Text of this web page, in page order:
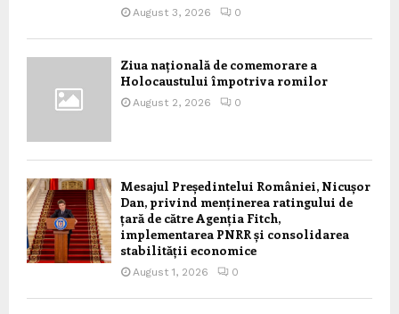
August 3, 2026 0
Ziua națională de comemorare a
Holocaustului împotriva romilor
August 2, 2026 0
Mesajul Președintelui României, Nicușor
Dan, privind menținerea ratingului de
țară de către Agenția Fitch,
implementarea PNRR și consolidarea
stabilității economice
August 1, 2026 0